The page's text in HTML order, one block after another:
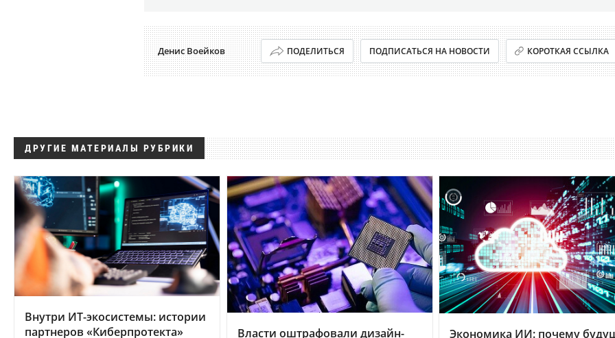
Денис Воейков ПОДЕЛИТЬСЯ ПОДПИСАТЬСЯ НА НОВОСТИ КОРОТКАЯ ССЫЛКА
ДРУГИЕ МАТЕРИАЛЫ РУБРИКИ
Внутри ИТ-экосистемы: истории
партнеров «Киберпротекта»
Власти оштрафовали дизайн- Экономика ИИ: почему